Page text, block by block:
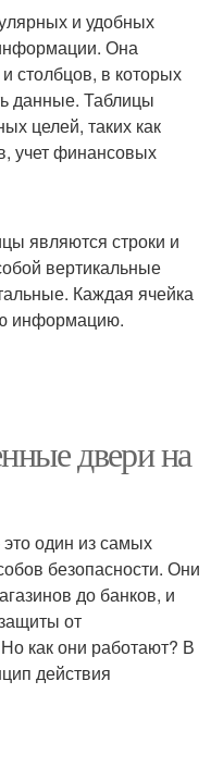
и удобных
Она
столбцов, в которых
данные. Таблицы
целей, таких как
учет финансовых
являются строки и
вертикальные
Каждая ячейка
информацию.
двери на
один из самых
безопасности. Они
до банков, и
от
как они работают? В
действия